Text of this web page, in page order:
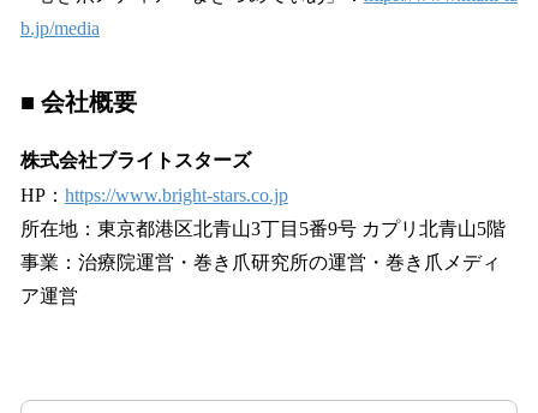
b.jp/media
■ 会社概要
株式会社ブライトスターズ
HP： https://www.bright-stars.co.jp
所在地：東京都港区北青山3丁目5番9号 カプリ北青山5階
事業：治療院運営・巻き爪研究所の運営・巻き爪メディ
ア運営